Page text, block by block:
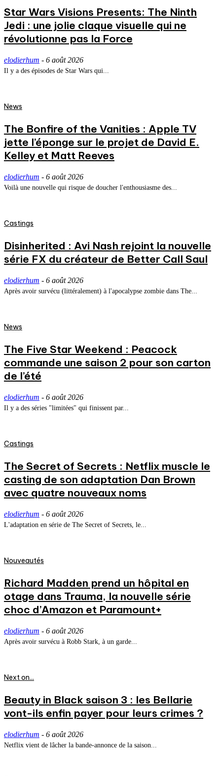
Star Wars Visions Presents: The Ninth
Jedi : une jolie claque visuelle qui ne
révolutionne pas la Force
elodierhum - 6 août 2026
Il y a des épisodes de Star Wars qui...
News
The Bonfire of the Vanities : Apple TV
jette l’éponge sur le projet de David E.
Kelley et Matt Reeves
elodierhum - 6 août 2026
Voilà une nouvelle qui risque de doucher l'enthousiasme des...
Castings
Disinherited : Avi Nash rejoint la nouvelle
série FX du créateur de Better Call Saul
elodierhum - 6 août 2026
Après avoir survécu (littéralement) à l'apocalypse zombie dans The...
News
The Five Star Weekend : Peacock
commande une saison 2 pour son carton
de l’été
elodierhum - 6 août 2026
Il y a des séries "limitées" qui finissent par...
Castings
The Secret of Secrets : Netflix muscle le
casting de son adaptation Dan Brown
avec quatre nouveaux noms
elodierhum - 6 août 2026
L'adaptation en série de The Secret of Secrets, le...
Nouveautés
Richard Madden prend un hôpital en
otage dans Trauma, la nouvelle série
choc d’Amazon et Paramount+
elodierhum - 6 août 2026
Après avoir survécu à Robb Stark, à un garde...
Next on...
Beauty in Black saison 3 : les Bellarie
vont-ils enfin payer pour leurs crimes ?
elodierhum - 6 août 2026
Netflix vient de lâcher la bande-annonce de la saison...